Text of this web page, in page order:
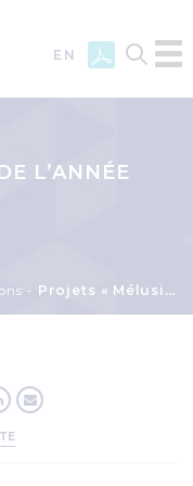
EN
L’ANNÉE
Projets « Mélusine » de l’année 2021/2022